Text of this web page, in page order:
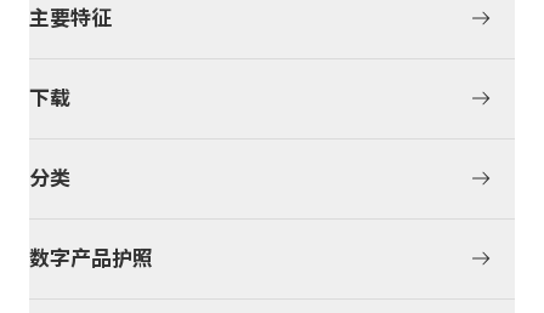
主要特征
下载
分类
数字产品护照